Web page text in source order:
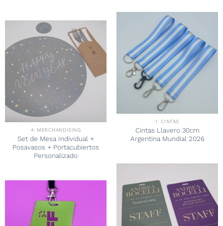
1. CINTAS
Cintas Llavero 30cm
Argentina Mundial 2026
4. MERCHANDISING
Set de Mesa Individual +
Posavasos + Portacubiertos
Personalizado